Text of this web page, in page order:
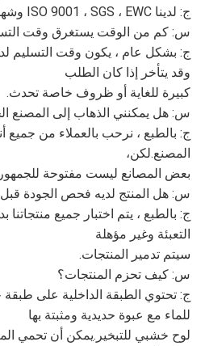
ج: لدينا ISO 9001 ، SGS ، EWC وشهادات أخرى.
س: كم من الوقت يستغرق وقت
وقد يتأخر إذا كان الطلب
كبيرة للغاية أو ظروف خاصة تحدث.
س: هل يمكنني الذهاب إلى المصنع
ج: بالطبع ، نرحب بالعملاء من جميع
المصنع.لكن،
بعض المصانع ليست مفتوحة
س: هل المنتج لديه فحص الجودة قبل
ج: بالطبع ، يتم اختبار جميع
التعبئة وغير مؤهلة
سيتم تدمير المنتجات.
س: كيف تحزم المنتجات؟
ج: تحتوي الطبقة الداخلية على
للماء مع عبوة حديدية ومثبتة بها
لوح خشبي للتبخير.يمكن أن تحمي